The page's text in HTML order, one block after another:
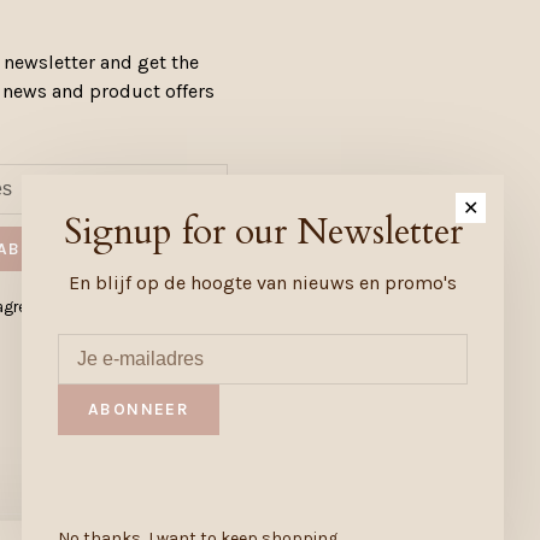
and get the
and product offers
to our Privacy Policy.
✕
Signup for our Newsletter
En blijf op de hoogte van nieuws en promo's
ABONNEER